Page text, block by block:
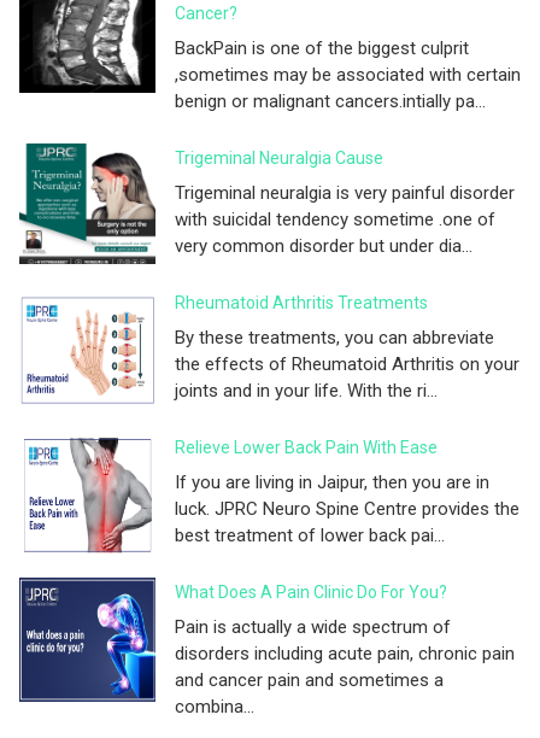
Cancer?
BackPain is one of the biggest culprit
,sometimes may be associated with certain
benign or malignant cancers.intially pa...
Trigeminal Neuralgia Cause
Trigeminal neuralgia is very painful disorder
with suicidal tendency sometime .one of
very common disorder but under dia...
Rheumatoid Arthritis Treatments
By these treatments, you can abbreviate
the effects of Rheumatoid Arthritis on your
joints and in your life. With the ri...
Relieve Lower Back Pain With Ease
If you are living in Jaipur, then you are in
luck. JPRC Neuro Spine Centre provides the
best treatment of lower back pai...
What Does A Pain Clinic Do For You?
Pain is actually a wide spectrum of
disorders including acute pain, chronic pain
and cancer pain and sometimes a
combina...